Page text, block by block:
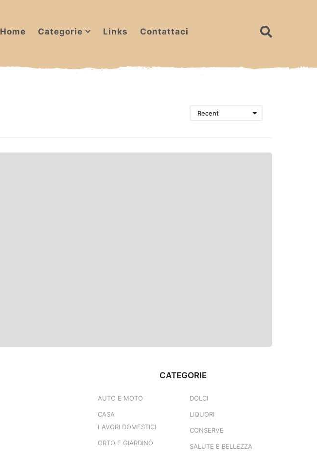
Home Categorie Links Contattaci
Recent
CATEGORIE
AUTO E MOTO
CASA
LAVORI DOMESTICI
ORTO E GIARDINO
DOLCI
LIQUORI
CONSERVE
SALUTE E BELLEZZA